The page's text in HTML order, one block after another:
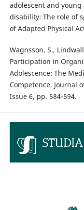
adolescent and
disability: The role of
of Adapted Physical
Wagnsson, S.,
Participation in
Adolescence: The
Competence. Journal
Issue 6, pp. 584-594.